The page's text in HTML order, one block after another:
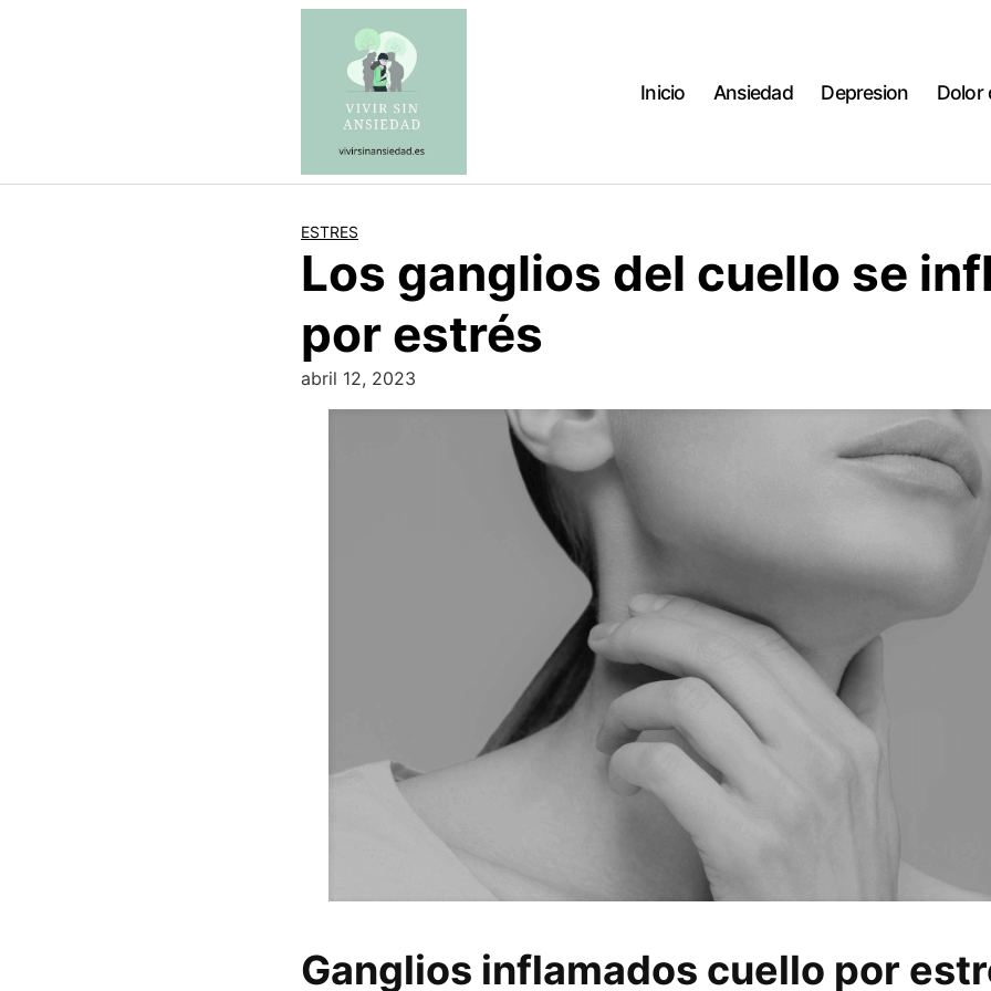
Inicio Ansiedad Depresion Dolor
ESTRES
Los ganglios del cuello se
por estrés
abril 12, 2023
Ganglios inflamados cuello por